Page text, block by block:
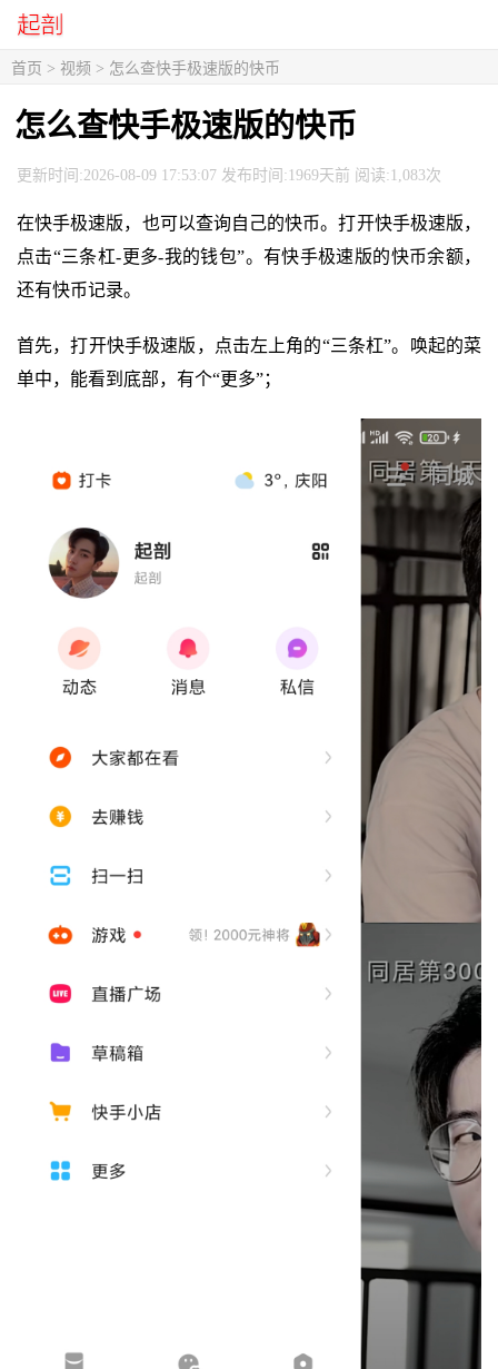
首页 > 视频 > 怎么查快手极速版的快币
怎么查快手极速版的快币
更新时间:2026-08-09 17:53:07 发布时间:1969天前 阅读:1,083次
在快手极速版，也可以查询自己的快币。打开快手极速版，
点击“三条杠-更多-我的钱包”。有快手极速版的快币余额，
还有快币记录。
首先，打开快手极速版，点击左上角的“三条杠”。唤起的菜
单中，能看到底部，有个“更多”；